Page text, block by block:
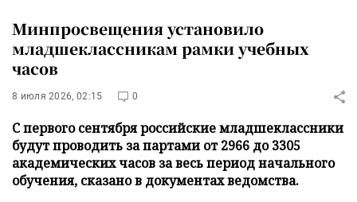
Минпросвещения установило
младшеклассникам рамки учебных
часов
8 июля 2026, 02:15 0
С первого сентября российские младшеклассники
будут проводить за партами от 2966 до 3305
академических часов за весь период начального
обучения, сказано в документах ведомства.